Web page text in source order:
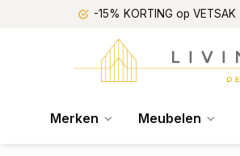
-15% KORTING op VETSAK
Merken Meubelen